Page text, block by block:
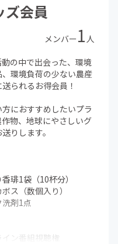
ソウ、ヒメジョオン
が良いです。
るので、卵とじや炒め
いので、そのままサラ
が含まれているので、
料理しても食べやすい
注意点を記載した用紙
おります。
でお送りしますが、季
もあります）
会員
メンバー1 人
の中で出会った、環境
環境負荷の少ない農産
られるお得会員！
におすすめしたいプラ
物、地球にやさしいグ
りします。
琲1袋（10杯分）
ス（数個入り）
剤1点
ン番組視聴権